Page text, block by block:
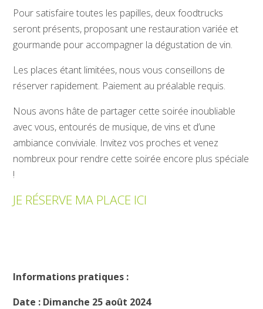
Pour satisfaire toutes les papilles, deux foodtrucks
seront présents, proposant une restauration variée et
gourmande pour accompagner la dégustation de vin.
Les places étant limitées, nous vous conseillons de
réserver rapidement. Paiement au préalable requis.
Nous avons hâte de partager cette soirée inoubliable
avec vous, entourés de musique, de vins et d’une
ambiance conviviale. Invitez vos proches et venez
nombreux pour rendre cette soirée encore plus spéciale
!
JE RÉSERVE MA PLACE ICI
Informations pratiques :
Date : Dimanche 25 août 2024